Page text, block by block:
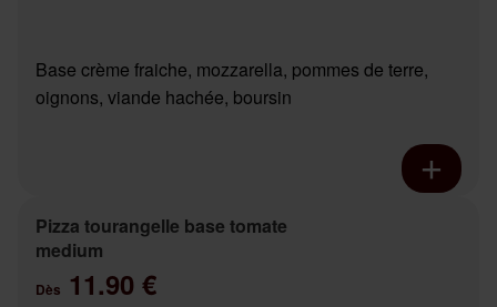
Base crème fraiche, mozzarella, pommes de terre,
oignons, viande hachée, boursin
Pizza tourangelle base tomate
medium
Dès 11.90 €